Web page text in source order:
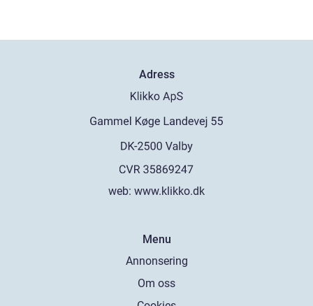
Adress
web: www.klikko.dk
Menu
Annonsering
Om oss